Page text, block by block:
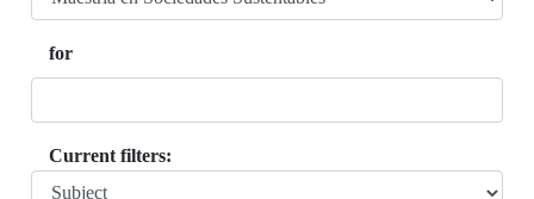
for
Current filters: